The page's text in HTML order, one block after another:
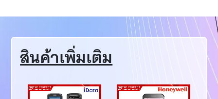
สินค้าเพิ่มเติม